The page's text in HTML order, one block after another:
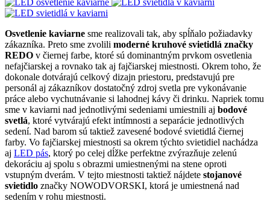
Osvetlenie kaviarne sme realizovali tak, aby spĺňalo požiadavky
zákazníka. Preto sme zvolili moderné kruhové svietidlá značky
REDO v čiernej farbe, ktoré sú dominantným prvkom osvetlenia
nefajčiarskej a rovnako tak aj fajčiarskej miestnosti. Okrem toho, že
dokonale dotvárajú celkový dizajn priestoru, predstavujú pre
personál aj zákazníkov dostatočný zdroj svetla pre vykonávanie
práce alebo vychutnávanie si lahodnej kávy či drinku. Napriek tomu
sme v kaviarni nad jednotlivými sedeniami umiestnili aj bodové
svetlá, ktoré vytvárajú efekt intímnosti a separácie jednotlivých
sedení. Nad barom sú taktiež zavesené bodové svietidlá čiernej
farby. Vo fajčiarskej miestnosti sa okrem týchto svietidiel nachádza
aj LED pás, ktorý po celej dĺžke perfektne zvýrazňuje zelenú
dekoráciu aj spolu s obrazmi umiestnenými na stene oproti
vstupným dverám. V tejto miestnosti taktiež nájdete stojanové
svietidlo značky NOWODVORSKI, ktorá je umiestnená nad
sedením v rohu miestnosti.